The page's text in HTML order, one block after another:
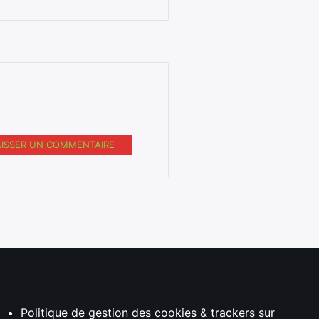
UN COMMENTAIRE
Politique de gestion des cookies & trackers sur